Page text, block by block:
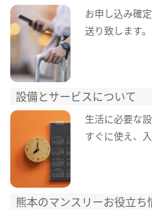
お申し込み確
送り致します。
設備とサービスについて
生活に必要な
すぐに使え、
熊本のマンスリーお役立ち